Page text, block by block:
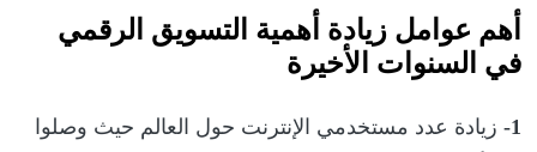
أهم عوامل زيادة أهمية التسويق الرقمي
في السنوات الأخيرة
1- زيادة عدد مستخدمي الإنترنت حول العالم حيث وصلوا